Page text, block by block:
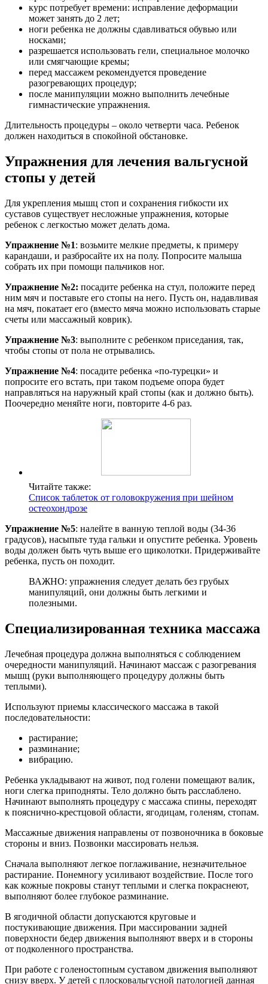
курс потребует времени: исправление деформации
может занять до 2 лет;
ноги ребенка не должны сдавливаться обувью или
носками;
разрешается использовать гели, специальное молочко
или смягчающие кремы;
перед массажем рекомендуется проведение
разогревающих процедур;
после манипуляции можно выполнить лечебные
гимнастические упражнения.
Длительность процедуры – около четверти часа. Ребенок
должен находиться в спокойной обстановке.
Упражнения для лечения вальгусной
стопы у детей
Для укрепления мышц стоп и сохранения гибкости их
суставов существует несложные упражнения, которые
ребенок с легкостью может делать дома.
Упражнение №1: возьмите мелкие предметы, к примеру
карандаши, и разбросайте их на полу. Попросите малыша
собрать их при помощи пальчиков ног.
Упражнение №2: посадите ребенка на стул, положите перед
ним мяч и поставьте его стопы на него. Пусть он, надавливая
на мяч, покатает его (вместо мяча можно использовать старые
счеты или массажный коврик).
Упражнение №3: выполните с ребенком приседания, так,
чтобы стопы от пола не отрывались.
Упражнение №4: посадите ребенка «по-турецки» и
попросите его встать, при таком подъеме опора будет
направляться на наружный край стопы (как и должно быть).
Поочередно меняйте ноги, повторите 4-6 раз.
Читайте также:
Список таблеток от головокружения при шейном
остеохондрозе
Упражнение №5: налейте в ванную теплой воды (34-36
градусов), насыпьте туда гальки и опустите ребенка. Уровень
воды должен быть чуть выше его щиколотки. Придерживайте
ребенка, пусть он походит.
ВАЖНО: упражнения следует делать без грубых
манипуляций, они должны быть легкими и
полезными.
Специализированная техника массажа
Лечебная процедура должна выполняться с соблюдением
очередности манипуляций. Начинают массаж с разогревания
мышц (руки выполняющего процедуру должны быть
теплыми).
Используют приемы классического массажа в такой
последовательности:
растирание;
разминание;
вибрацию.
Ребенка укладывают на живот, под голени помещают валик,
ноги слегка приподняты. Тело должно быть расслаблено.
Начинают выполнять процедуру с массажа спины, переходят
к пояснично-крестцовой области, ягодицам, голеням, стопам.
Массажные движения направлены от позвоночника в боковые
стороны и вниз. Позвонки массировать нельзя.
Сначала выполняют легкое поглаживание, незначительное
растирание. Понемногу усиливают воздействие. После того
как кожные покровы станут теплыми и слегка покраснеют,
выполняют более глубокое разминание.
В ягодичной области допускаются круговые и
постукивающие движения. При массировании задней
поверхности бедер движения выполняют вверх и в стороны
от подколенного пространства.
При работе с голеностопным суставом движения выполняют
снизу вверх. У детей с плосковальгусной патологией данная